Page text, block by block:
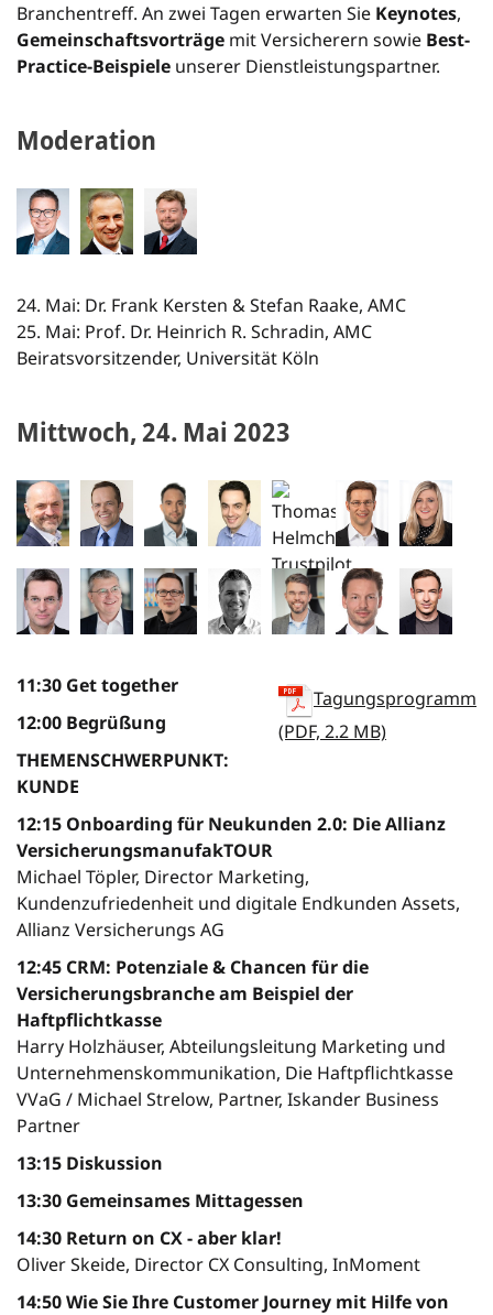
Branchentreff. An zwei Tagen erwarten Sie Keynotes,
Gemeinschaftsvorträge mit Versicherern sowie Best-
Practice-Beispiele unserer Dienstleistungspartner.
Moderation
24. Mai: Dr. Frank Kersten & Stefan Raake, AMC
25. Mai: Prof. Dr. Heinrich R. Schradin, AMC
Beiratsvorsitzender, Universität Köln
Mittwoch, 24. Mai 2023
Tagungsprogramm
(PDF, 2.2 MB)
11:30 Get together
12:00 Begrüßung
THEMENSCHWERPUNKT:
KUNDE
12:15 Onboarding für Neukunden 2.0: Die Allianz
VersicherungsmanufakTOUR
Michael Töpler, Director Marketing,
Kundenzufriedenheit und digitale Endkunden Assets,
Allianz Versicherungs AG
12:45 CRM: Potenziale & Chancen für die
Versicherungsbranche am Beispiel der
Haftpflichtkasse
Harry Holzhäuser, Abteilungsleitung Marketing und
Unternehmens­kommu­nikation, Die Haftpflichtkasse
VVaG / Michael Strelow, Partner, Iskander Business
Partner
13:15 Diskussion
13:30 Gemeinsames Mittagessen
14:30 Return on CX - aber klar!
Oliver Skeide, Director CX Consulting, InMoment
14:50 Wie Sie Ihre Customer Journey mit Hilfe von